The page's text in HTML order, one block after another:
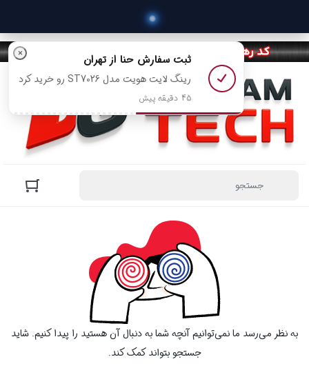
به نظر می‌رسد ما نمی‌توانیم آنچه شما به دنبال آن هستید را پیدا کنیم. شاید
جستجو بتواند کمک کند.
× ثبت سفارش حنا از تهران
رینگ لایت هویت مدل ST7026 رو خرید کرد
45 دقیقه پیش